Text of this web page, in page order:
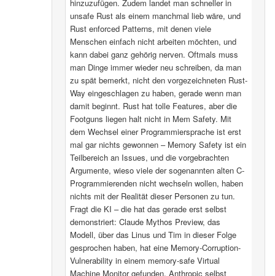
hinzuzufügen. Zudem landet man schneller in
unsafe Rust als einem manchmal lieb wäre, und
Rust enforced Patterns, mit denen viele
Menschen einfach nicht arbeiten möchten, und
kann dabei ganz gehörig nerven. Oftmals muss
man Dinge immer wieder neu schreiben, da man
zu spät bemerkt, nicht den vorgezeichneten Rust-
Way eingeschlagen zu haben, gerade wenn man
damit beginnt. Rust hat tolle Features, aber die
Footguns liegen halt nicht in Mem Safety. Mit
dem Wechsel einer Programmiersprache ist erst
mal gar nichts gewonnen – Memory Safety ist ein
Teilbereich an Issues, und die vorgebrachten
Argumente, wieso viele der sogenannten alten C-
Programmierenden nicht wechseln wollen, haben
nichts mit der Realität dieser Personen zu tun.
Fragt die KI – die hat das gerade erst selbst
demonstriert: Claude Mythos Preview, das
Modell, über das Linus und Tim in dieser Folge
gesprochen haben, hat eine Memory-Corruption-
Vulnerability in einem memory-safe Virtual
Machine Monitor gefunden. Anthropic selbst